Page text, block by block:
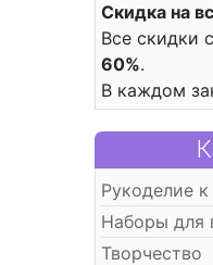
Скидка на
Все скидки
60%.
В каждом
Рукоделие
Наборы для
Творчество